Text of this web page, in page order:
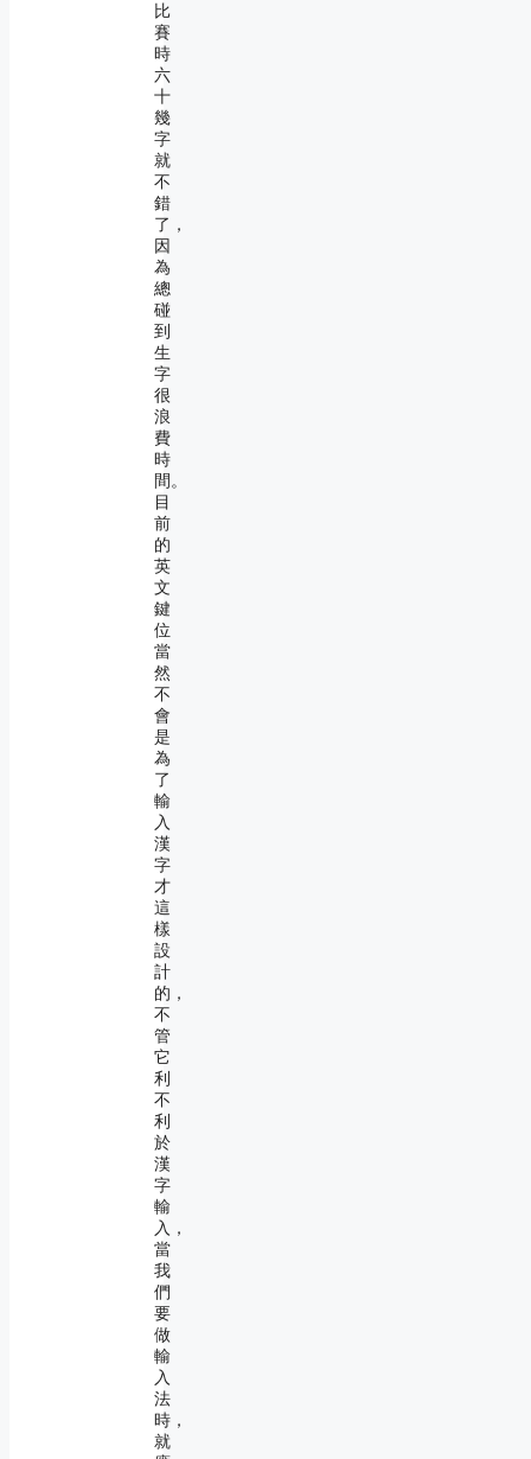
比
賽
時
六
十
幾
字
就
不
錯
了，
因
為
總
碰
到
生
字
很
浪
費
時
間。
目
前
的
英
文
鍵
位
當
然
不
會
是
為
了
輸
入
漢
字
才
這
樣
設
計
的，
不
管
它
利
不
利
於
漢
字
輸
入，
當
我
們
要
做
輸
入
法
時，
就